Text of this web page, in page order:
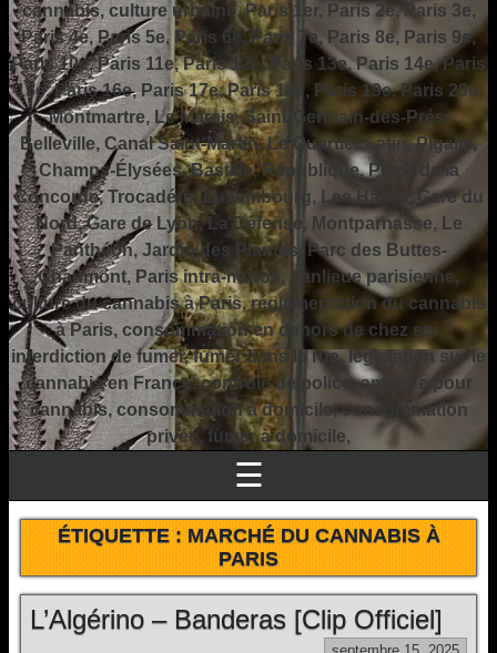
cannabis, culture urbaine, Paris 1er, Paris 2e, Paris 3e,
Paris 4e, Paris 5e, Paris 6e, Paris 7e, Paris 8e, Paris 9e,
Paris 10e, Paris 11e, Paris 12e, Paris 13e, Paris 14e, Paris
15e, Paris 16e, Paris 17e, Paris 18e, Paris 19e, Paris 20e,
Montmartre, Le Marais, Saint-Germain-des-Prés,
Belleville, Canal Saint-Martin, Le Quartier Latin, Pigalle,
Champs-Élysées, Bastille, République, Place de la
Concorde, Trocadéro, Luxembourg, Les Halles, Gare du
Nord, Gare de Lyon, La Défense, Montparnasse, Le
Panthéon, Jardin des Plantes, Parc des Buttes-
Chaumont, Paris intra-muros, banlieue parisienne,
culture du cannabis à Paris, réglementation du cannabis
à Paris, consommation en dehors de chez soi,
interdiction de fumer, fumer dans la rue, législation sur le
cannabis en France, contrôle de police, amende pour
cannabis, consommation à domicile, consommation
privée, fumer à domicile,
☰
ÉTIQUETTE :MARCHÉ DU CANNABIS À
PARIS
L’Algérino – Banderas [Clip Officiel]